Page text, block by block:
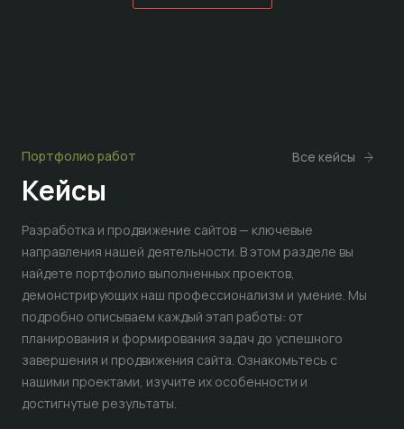
Портфолио работ
Кейсы
Все кейсы
Разработка и продвижение сайтов — ключевые
направления нашей деятельности. В этом разделе вы
найдете портфолио выполненных проектов,
демонстрирующих наш профессионализм и умение. Мы
подробно описываем каждый этап работы: от
планирования и формирования задач до успешного
завершения и продвижения сайта. Ознакомьтесь с
нашими проектами, изучите их особенности и
достигнутые результаты.